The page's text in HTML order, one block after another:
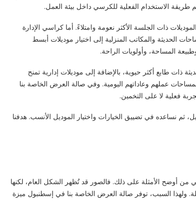
طريقة الاستخدام الفعلية للكرسي داخل بيئة العمل.
ذات الجلسة الأكثر نعومة وامتلاءً. أما كراسي الإدارة
الحديثة والمكاتب المنزلية إلى اختيار موديلات أبسط
المساحة، وأولويات الراحة.
ذات طابع أكثر حيوية، بالإضافة إلى موديلات إدارية تمنح
عملهم وعاداتهم اليومية. وفي صالة العرض الخاصة بنا
فعلية لا على التخمين.
ثم نساعده في تضييق الخيارات واختيار الموديل الأنسب. هدفنا
من أوضح الأمثلة على ذلك. فالصور قد تُظهر الشكل العام، لكنها
ولهذا السبب، توفر صالة العرض الخاصة بنا في إسطنبول ميزة